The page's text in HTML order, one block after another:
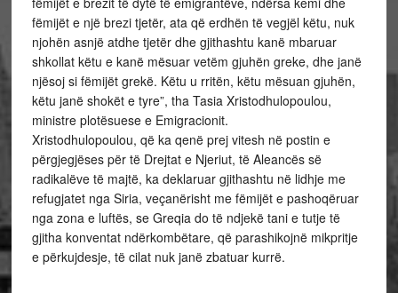
fëmijët e një brezi tjetër, ata që erdhën të vegjël këtu, nuk
njohën asnjë atdhe tjetër dhe gjithashtu kanë mbaruar
shkollat këtu e kanë mësuar vetëm gjuhën greke, dhe janë
njësoj si fëmijët grekë. Këtu u rritën, këtu mësuan gjuhën,
këtu janë shokët e tyre”, tha Tasia Xristodhulopoulou,
ministre plotësuese e Emigracionit.
Xristodhulopoulou, që ka qenë prej vitesh në postin e
përgjegjëses për të Drejtat e Njeriut, të Aleancës së
radikalëve të majtë, ka deklaruar gjithashtu në lidhje me
refugjatet nga Siria, veçanërisht me fëmijët e pashoqëruar
nga zona e luftës, se Greqia do të ndjekë tani e tutje të
gjitha konventat ndërkombëtare, që parashikojnë mikpritje
e përkujdesje, të cilat nuk janë zbatuar kurrë.